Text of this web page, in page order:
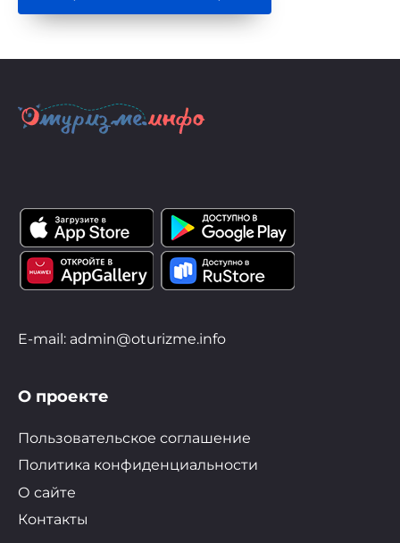
E-mail: admin@oturizme.info
О проекте
Пользовательское соглашение
Политика конфиденциальности
О сайте
Контакты